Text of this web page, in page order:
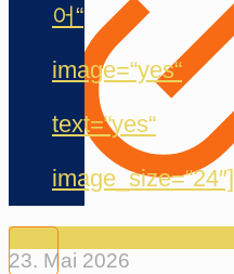
어“
image=“yes“
text=“yes“
image_size=“24″]
23. Mai 2026